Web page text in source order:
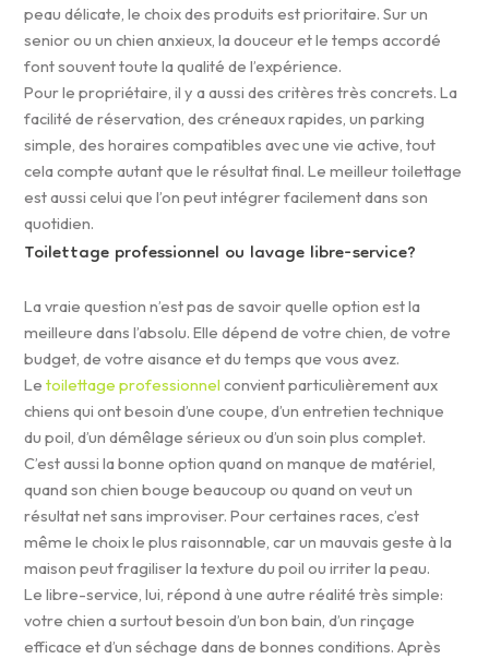
peau délicate, le choix des produits est prioritaire. Sur un
senior ou un chien anxieux, la douceur et le temps accordé
font souvent toute la qualité de l’expérience.
Pour le propriétaire, il y a aussi des critères très concrets. La
facilité de réservation, des créneaux rapides, un parking
simple, des horaires compatibles avec une vie active, tout
cela compte autant que le résultat final. Le meilleur toilettage
est aussi celui que l’on peut intégrer facilement dans son
quotidien.
Toilettage professionnel ou lavage libre-service?
La vraie question n’est pas de savoir quelle option est la
meilleure dans l’absolu. Elle dépend de votre chien, de votre
budget, de votre aisance et du temps que vous avez.
Letoilettage professionnel convient particulièrement aux
chiens qui ont besoin d’une coupe, d’un entretien technique
du poil, d’un démêlage sérieux ou d’un soin plus complet.
C’est aussi la bonne option quand on manque de matériel,
quand son chien bouge beaucoup ou quand on veut un
résultat net sans improviser. Pour certaines races, c’est
même le choix le plus raisonnable, car un mauvais geste à la
maison peut fragiliser la texture du poil ou irriter la peau.
Le libre-service, lui, répond à une autre réalité très simple:
votre chien a surtout besoin d’un bon bain, d’un rinçage
efficace et d’un séchage dans de bonnes conditions. Après